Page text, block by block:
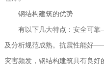
钢结构建筑的优势
有以下几大特点：安全可靠
及分析规范成熟。抗震性能好
灾害频发，钢结构建筑具有良